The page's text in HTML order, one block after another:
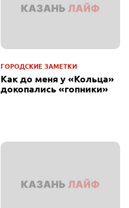
ГОРОДСКИЕ ЗАМЕТКИ
Как до меня у «Кольца»
докопались «гопники»